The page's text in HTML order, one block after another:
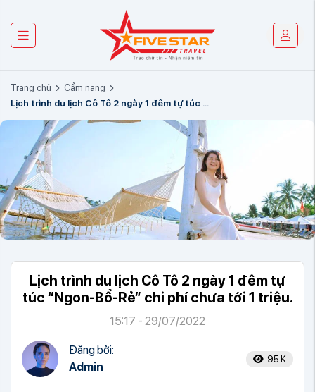
Trang chủ
Cẩm nang
Lịch trình du lịch Cô Tô 2 ngày 1 đêm tự túc ...
Lịch trình du lịch Cô Tô 2 ngày 1 đêm tự
túc “Ngon-Bổ-Rẻ” chi phí chưa tới 1 triệu.
15:17 - 29/07/2022
Đăng bởi:
Admin
95 K